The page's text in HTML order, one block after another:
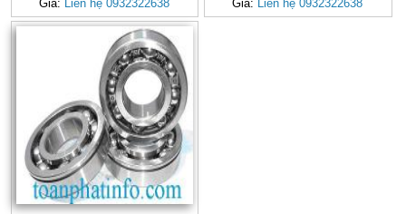
Giá: Liên hệ 0932322638 Giá: Liên hệ 0932322638